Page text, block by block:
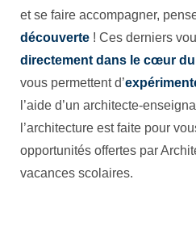
et se faire accompagner,
découverte ! Ces derniers
directement dans le cœur du
vous permettent d’
l’aide d’un architecte-
l’architecture est faite pour
opportunités offertes par
vacances scolaires.